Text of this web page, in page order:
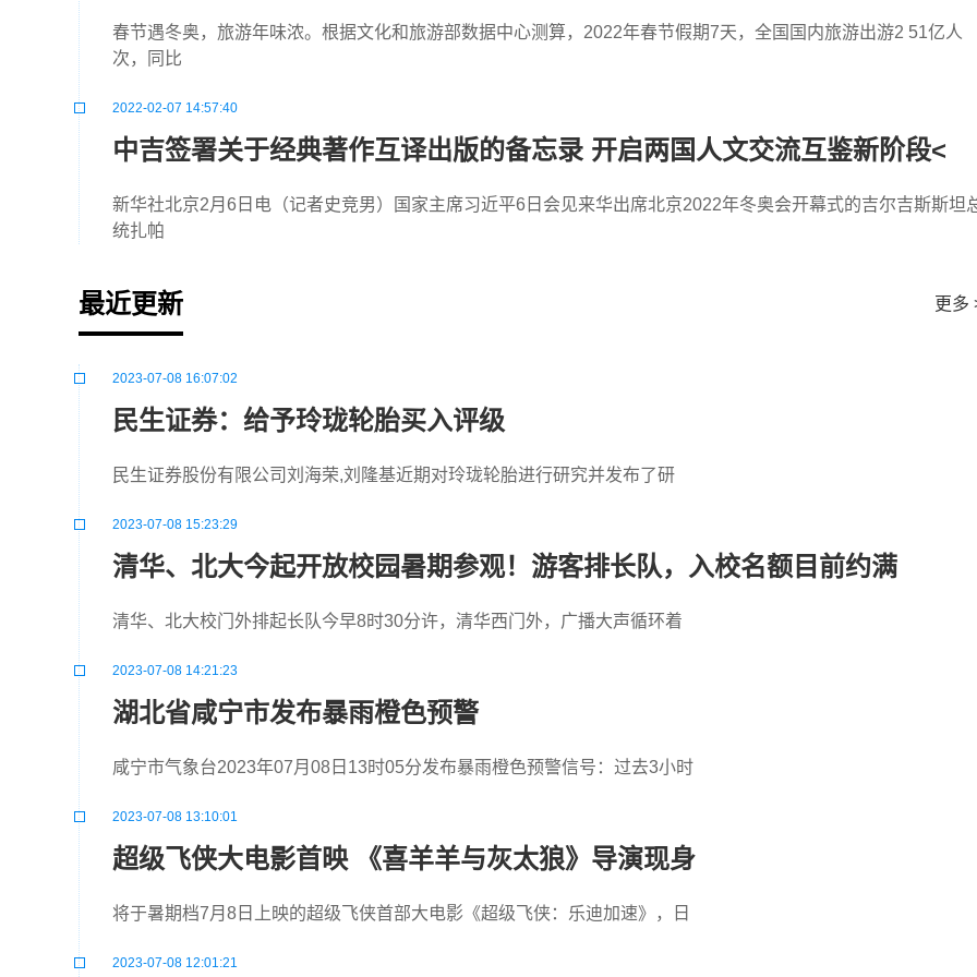
春节遇冬奥，旅游年味浓。根据文化和旅游部数据中心测算，2022年春节假期7天，全国国内旅游出游2 51亿人
次，同比
2022-02-07 14:57:40
中吉签署关于经典著作互译出版的备忘录 开启两国人文交流互鉴新阶段<
新华社北京2月6日电（记者史竞男）国家主席习近平6日会见来华出席北京2022年冬奥会开幕式的吉尔吉斯斯坦
统扎帕
最近更新 更多
2023-07-08 16:07:02
民生证券：给予玲珑轮胎买入评级
民生证券股份有限公司刘海荣,刘隆基近期对玲珑轮胎进行研究并发布了研
2023-07-08 15:23:29
清华、北大今起开放校园暑期参观！游客排长队，入校名额目前约满
清华、北大校门外排起长队今早8时30分许，清华西门外，广播大声循环着
2023-07-08 14:21:23
湖北省咸宁市发布暴雨橙色预警
咸宁市气象台2023年07月08日13时05分发布暴雨橙色预警信号：过去3小时
2023-07-08 13:10:01
超级飞侠大电影首映 《喜羊羊与灰太狼》导演现身
将于暑期档7月8日上映的超级飞侠首部大电影《超级飞侠：乐迪加速》，日
2023-07-08 12:01:21